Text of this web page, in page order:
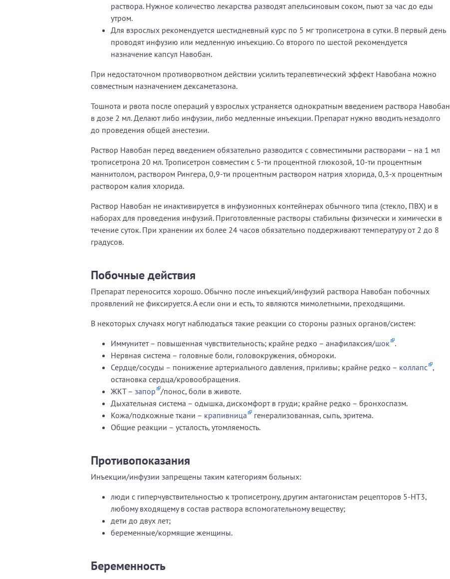
раствора. Нужное количество лекарства разводят апельсиновым соком, пьют за час до еды
утром.
Для взрослых рекомендуется шестидневный курс по 5 мг трописетрона в сутки. В первый день
проводят инфузию или медленную инъекцию. Со второго по шестой рекомендуется
назначение капсул Навобан.
При недостаточном противорвотном действии усилить терапевтический эффект Навобана можно
совместным назначением дексаметазона.
Тошнота и рвота после операций у взрослых устраняется однократным введением раствора Навобан
в дозе 2 мл. Делают либо инфузии, либо медленные инъекции. Препарат нужно вводить незадолго
до проведения общей анестезии.
Раствор Навобан перед введением обязательно разводится с совместимыми растворами – на 1 мл
трописетрона 20 мл. Трописетрон совместим с 5-ти процентной глюкозой, 10-ти процентным
маннитолом, раствором Рингера, 0,9-ти процентным раствором натрия хлорида, 0,3-х процентным
раствором калия хлорида.
Раствор Навобан не инактивируется в инфузионных контейнерах обычного типа (стекло, ПВХ) и в
наборах для проведения инфузий. Приготовленные растворы стабильны физически и химически в
течение суток. При хранении их более 24 часов обязательно поддерживают температуру от 2 до 8
градусов.
Побочные действия
Препарат переносится хорошо. Обычно после инъекций/инфузий раствора Навобан побочных
проявлений не фиксируется. А если они и есть, то являются мимолетными, преходящими.
В некоторых случаях могут наблюдаться такие реакции со стороны разных органов/систем:
Иммунитет – повышенная чувствительность; крайне редко – анафилаксия/шок .
Нервная система – головные боли, головокружения, обмороки.
Сердце/сосуды – понижение артериального давления, приливы; крайне редко – коллапс ,
остановка сердца/кровообращения.
ЖКТ – запор /понос, боли в животе.
Дыхательная система – одышка, дискомфорт в груди; крайне редко – бронхоспазм.
Кожа/подкожные ткани – крапивница
генерализованная, сыпь, эритема.
Общие реакции – усталость, утомляемость.
Противопоказания
Инъекции/инфузии запрещены таким категориям больных:
люди с гиперчувствительностью к трописетрону, другим антагонистам рецепторов 5-НТ3,
любому входящему в состав раствора вспомогательному веществу;
дети до двух лет;
беременные/кормящие женщины.
Беременность